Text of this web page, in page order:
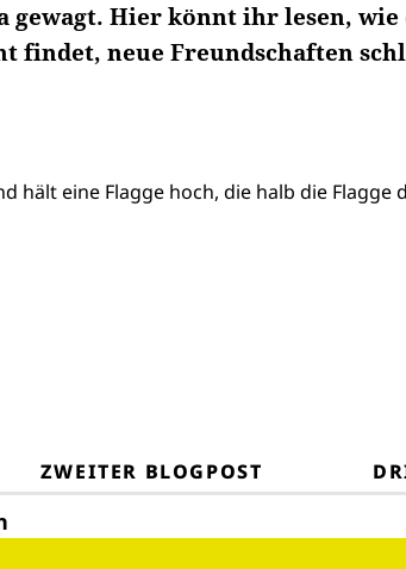
gewagt. Hier könnt ihr lesen,
findet, neue Freundschaften
ZWEITER BLOGPOST